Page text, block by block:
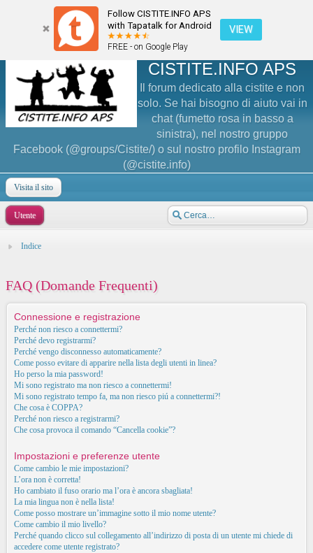
Follow CISTITE.INFO APS
with Tapatalk for Android
FREE - on Google Play
VIEW
CISTITE.INFO APS
Il forum dedicato alla cistite e non
solo. Se hai bisogno di aiuto vai in
chat (fumetto rosa in basso a
sinistra), nel nostro gruppo
Facebook (@groups/Cistite/) o sul nostro profilo Instagram
(@cistite.info)
Visita il sito
Utente
Indice
FAQ (Domande Frequenti)
Connessione e registrazione
Perché non riesco a connettermi?
Perché devo registrarmi?
Perché vengo disconnesso automaticamente?
Come posso evitare di apparire nella lista degli utenti in linea?
Ho perso la mia password!
Mi sono registrato ma non riesco a connettermi!
Mi sono registrato tempo fa, ma non riesco piú a connettermi?!
Che cosa è COPPA?
Perché non riesco a registrarmi?
Che cosa provoca il comando “Cancella cookie”?
Impostazioni e preferenze utente
Come cambio le mie impostazioni?
L’ora non è corretta!
Ho cambiato il fuso orario ma l’ora è ancora sbagliata!
La mia lingua non è nella lista!
Come posso mostrare un’immagine sotto il mio nome utente?
Come cambio il mio livello?
Perché quando clicco sul collegamento all’indirizzo di posta di un utente mi chiede di
accedere come utente registrato?